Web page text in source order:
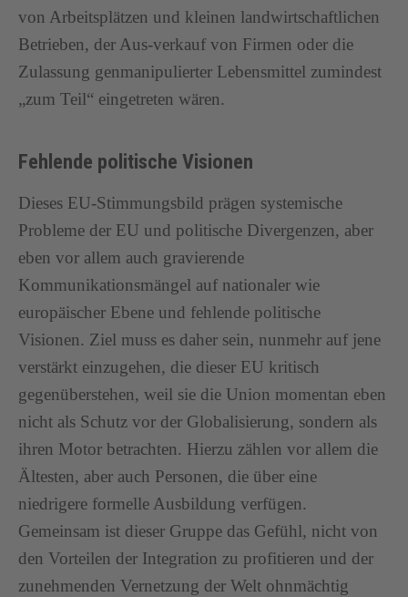
von Arbeitsplätzen und kleinen landwirtschaftlichen
Betrieben, der Aus-verkauf von Firmen oder die
Zulassung genmanipulierter Lebensmittel zumindest
„zum Teil“ eingetreten wären.
Fehlende politische Visionen
Dieses EU-Stimmungsbild prägen systemische
Probleme der EU und politische Divergenzen, aber
eben vor allem auch gravierende
Kommunikationsmängel auf nationaler wie
europäischer Ebene und fehlende politische
Visionen. Ziel muss es daher sein, nunmehr auf jene
verstärkt einzugehen, die dieser EU kritisch
gegenüberstehen, weil sie die Union momentan eben
nicht als Schutz vor der Globalisierung, sondern als
ihren Motor betrachten. Hierzu zählen vor allem die
Ältesten, aber auch Personen, die über eine
niedrigere formelle Ausbildung verfügen.
Gemeinsam ist dieser Gruppe das Gefühl, nicht von
den Vorteilen der Integration zu profitieren und der
zunehmenden Vernetzung der Welt ohnmächtig